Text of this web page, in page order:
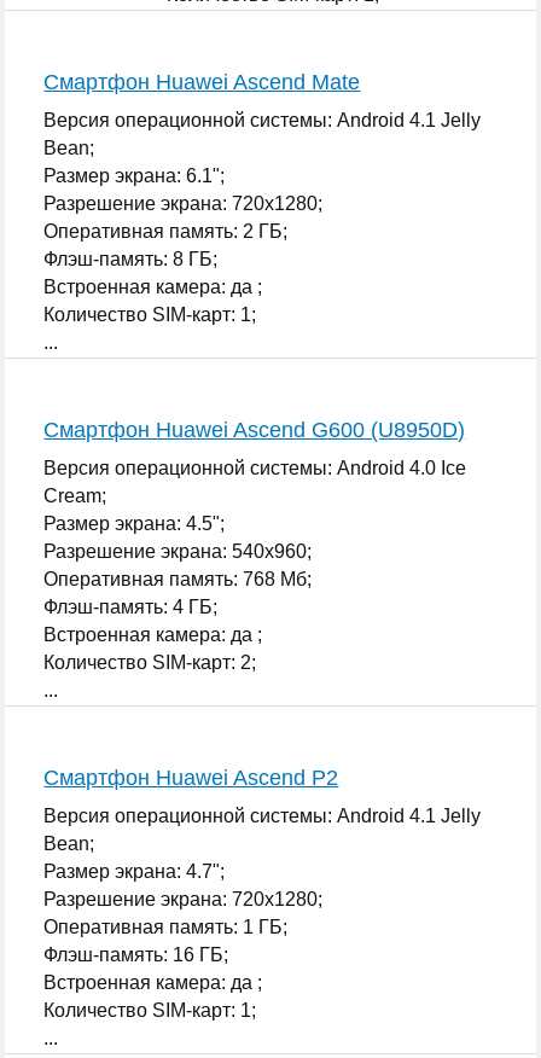
Смартфон Huawei Ascend Mate
Версия операционной системы: Android 4.1 Jelly
Bean;
Размер экрана: 6.1";
Разрешение экрана: 720x1280;
Оперативная память: 2 ГБ;
Флэш-память: 8 ГБ;
Встроенная камера: да ;
Количество SIM-карт: 1;
...
Смартфон Huawei Ascend G600 (U8950D)
Версия операционной системы: Android 4.0 Ice
Cream;
Размер экрана: 4.5";
Разрешение экрана: 540x960;
Оперативная память: 768 Мб;
Флэш-память: 4 ГБ;
Встроенная камера: да ;
Количество SIM-карт: 2;
...
Смартфон Huawei Ascend P2
Версия операционной системы: Android 4.1 Jelly
Bean;
Размер экрана: 4.7";
Разрешение экрана: 720x1280;
Оперативная память: 1 ГБ;
Флэш-память: 16 ГБ;
Встроенная камера: да ;
Количество SIM-карт: 1;
...